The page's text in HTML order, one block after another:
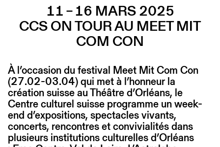
11 – 16 MARS 2025
CCS ON TOUR AU MEET MIT
COM CON
À l’occasion du festival Meet Mit Com Con
(27.02-03.04) qui met à l’honneur la
création suisse au Théâtre d’Orléans, le
Centre culturel suisse programme un week-
end d’expositions, spectacles vivants,
concerts, rencontres et convivialités dans
plusieurs institutions culturelles d’Orléans